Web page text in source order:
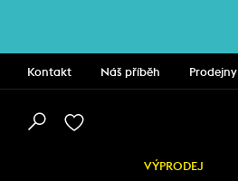
Kontakt Náš příběh Prodejny
VÝPRODEJ